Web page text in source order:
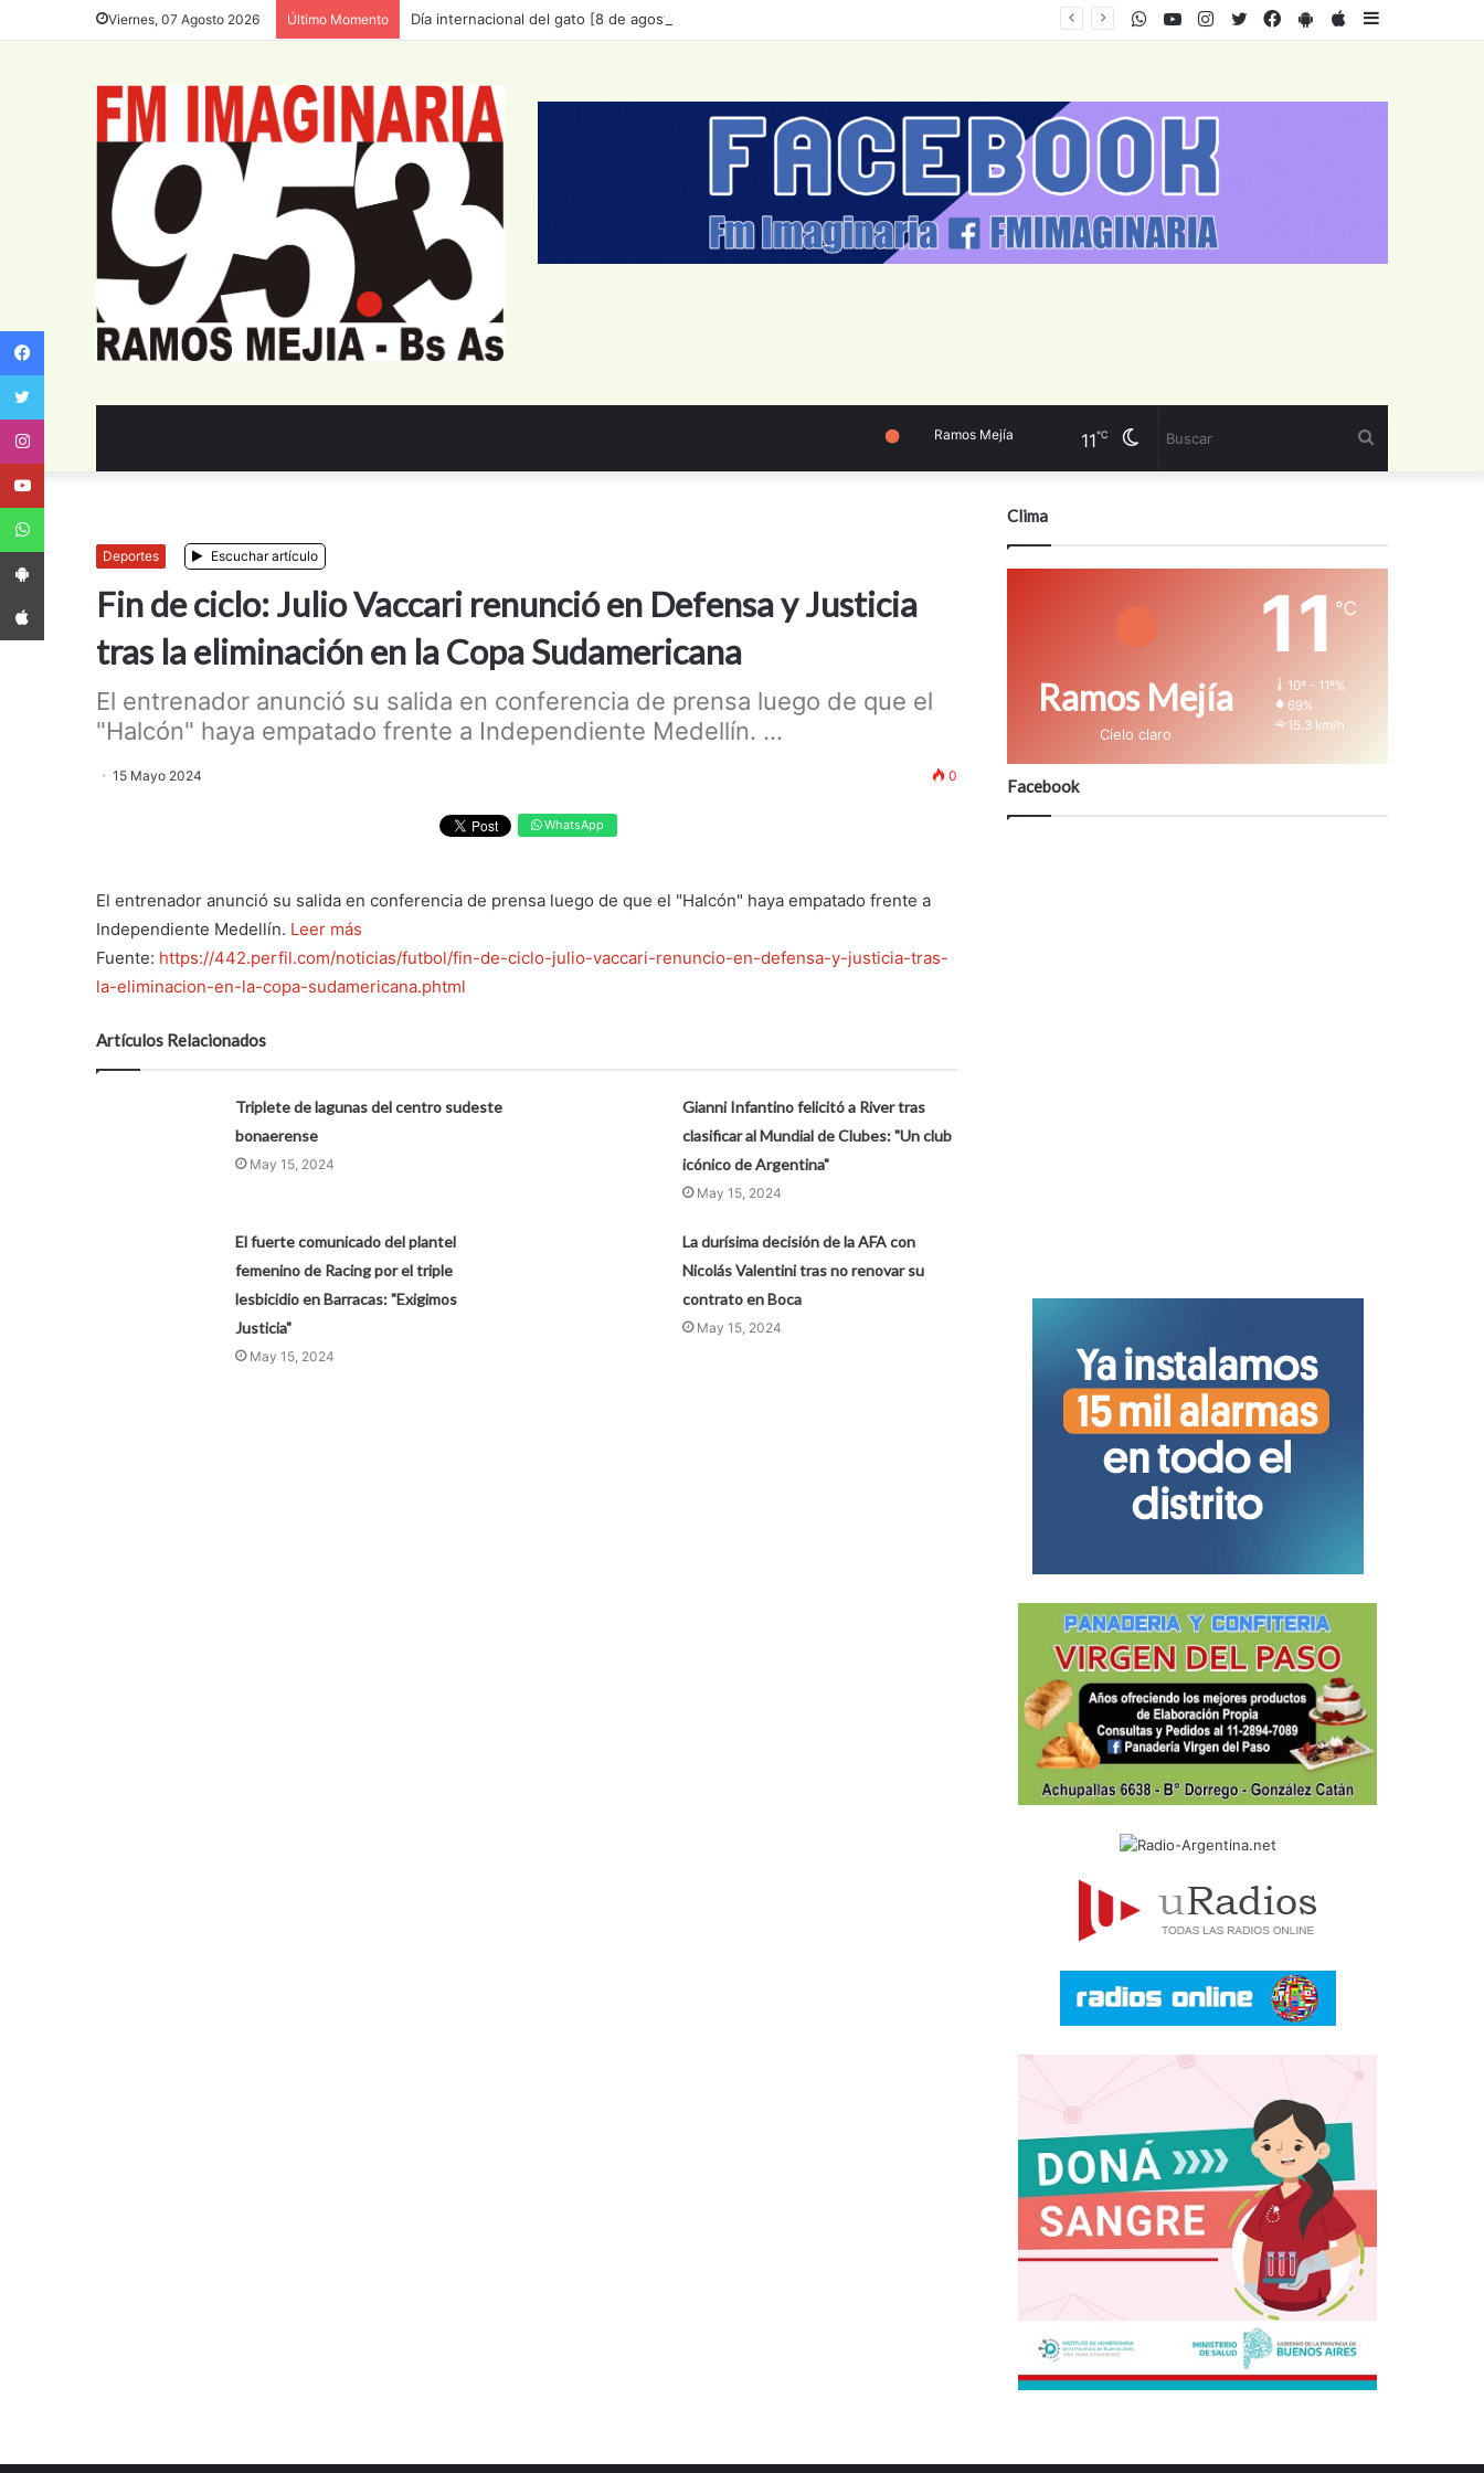
Viernes, 07 Agosto 2026 Último Momento Día internacional del gato [8 de agosto]🐱 AppStore
PlayStore
Facebook
Twitter
Instagram
Youtube
WhatsApp
Cambiar
Ramos Mejía 11℃
Deportes Escuchar artículo
Fin de ciclo: Julio Vaccari renunció en Defensa y Justicia
tras la eliminación en la Copa Sudamericana
El entrenador anunció su salida en conferencia de prensa luego de que el
"Halcón" haya empatado frente a Independiente Medellín. ...
15 Mayo 2024 0
WhatsApp
El entrenador anunció su salida en conferencia de prensa luego de que el "Halcón" haya empatado frente a
Independiente Medellín. Leer más
Fuente: https://442.perfil.com/noticias/futbol/fin-de-ciclo-julio-vaccari-renuncio-en-defensa-y-justicia-tras-
la-eliminacion-en-la-copa-sudamericana.phtml
Artículos Relacionados
Triplete de lagunas del centro sudeste
bonaerense
May 15, 2024
Gianni Infantino felicitó a River tras
clasificar al Mundial de Clubes: "Un club
icónico de Argentina"
May 15, 2024
El fuerte comunicado del plantel
femenino de Racing por el triple
lesbicidio en Barracas: "Exigimos
Justicia"
May 15, 2024
La durísima decisión de la AFA con
Nicolás Valentini tras no renovar su
contrato en Boca
May 15, 2024
Clima
Ramos Mejía
Cielo claro
11 ℃
10º - 11º%
69%
15.3 km/h
Facebook
Facebook
App Android